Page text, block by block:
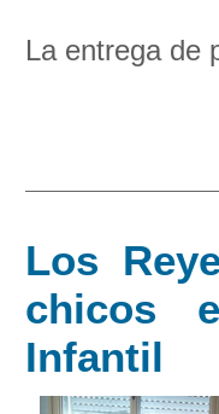
La entrega de
Los
chicos
Infantil